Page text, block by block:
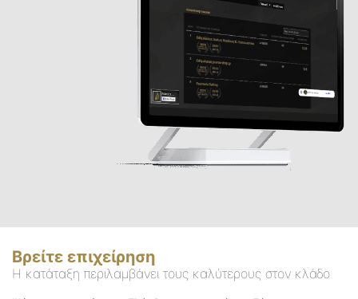
Βρείτε επιχείρηση
Η κατάταξη περιλαμβάνει τους καλύτερους στον κλάδο